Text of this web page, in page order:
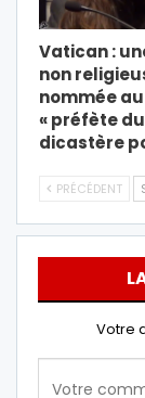
Vatican :
non
nommée
« préfète du
dicastère
PRÉCÉDENT
Votre